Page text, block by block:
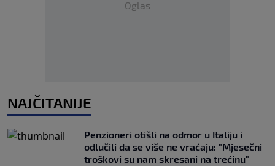
Oglas
NAJČITANIJE
Penzioneri otišli na odmor u Italiju i
odlučili da se više ne vraćaju: "Mjesečni
troškovi su nam skresani na trećinu"